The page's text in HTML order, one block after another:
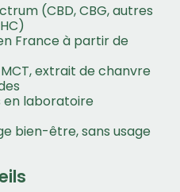
(CBD, CBG, autres
France à partir de
MCT, extrait de chanvre
en laboratoire
bien-être, sans usage